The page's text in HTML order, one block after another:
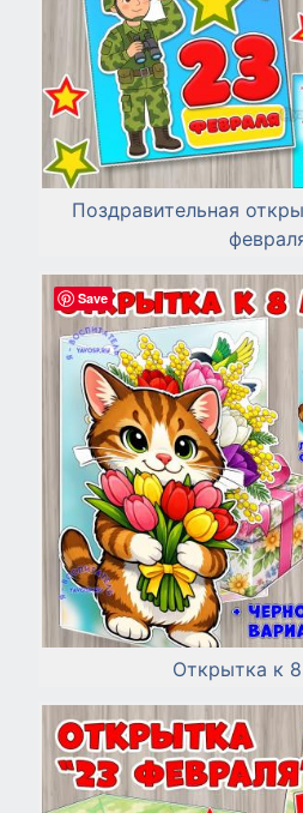
Поздравительная
Открытка к
Save